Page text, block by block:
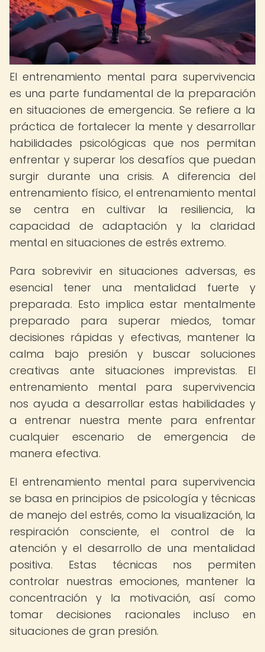
El entrenamiento mental para supervivencia
es una parte fundamental de la preparación
en situaciones de emergencia. Se refiere a la
práctica de fortalecer la mente y desarrollar
habilidades psicológicas que nos permitan
enfrentar y superar los desafíos que puedan
surgir durante una crisis. A diferencia del
entrenamiento físico, el entrenamiento mental
se centra en cultivar la resiliencia, la
capacidad de adaptación y la claridad
mental en situaciones de estrés extremo.
Para sobrevivir en situaciones adversas, es
esencial tener una mentalidad fuerte y
preparada. Esto implica estar mentalmente
preparado para superar miedos, tomar
decisiones rápidas y efectivas, mantener la
calma bajo presión y buscar soluciones
creativas ante situaciones imprevistas. El
entrenamiento mental para supervivencia
nos ayuda a desarrollar estas habilidades y
a entrenar nuestra mente para enfrentar
cualquier escenario de emergencia de
manera efectiva.
El entrenamiento mental para supervivencia
se basa en principios de psicología y técnicas
de manejo del estrés, como la visualización, la
respiración consciente, el control de la
atención y el desarrollo de una mentalidad
positiva. Estas técnicas nos permiten
controlar nuestras emociones, mantener la
concentración y la motivación, así como
tomar decisiones racionales incluso en
situaciones de gran presión.